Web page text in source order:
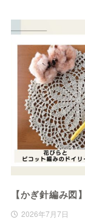
【かぎ針編み
2026年7月7日